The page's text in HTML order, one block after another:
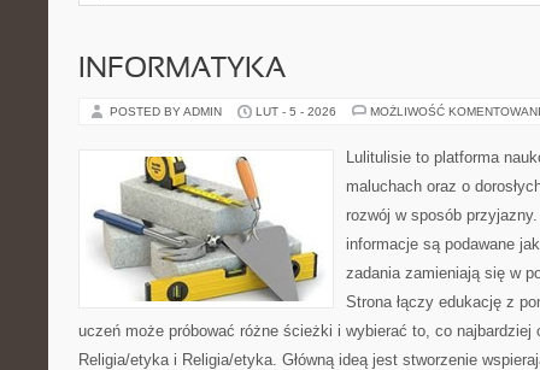
INFORMATYKA
POSTED BY ADMIN LUT - 5 - 2026 MOŻLIWOŚĆ
Lulitulisie to platforma
maluchach oraz o
rozwój w sposób
informacje są podawane
zadania zamieniają się w
Strona łączy edukację z
uczeń może próbować różne ścieżki i wybierać to, co najbardziej
Religia/etyka i Religia/etyka. Główną ideą jest stworzenie